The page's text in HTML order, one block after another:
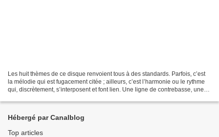
Les huit thèmes de ce disque renvoient tous à des standards. Parfois, c’est
la mélodie qui est fugacement citée ; ailleurs, c’est l’harmonie ou le rythme
qui, discrètement, s’interposent et font lien. Une ligne de contrebasse, une
Hébergé par Canalblog
Top articles